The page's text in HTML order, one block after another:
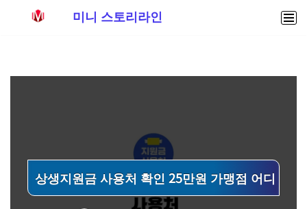
미니 스토리라인
상생지원금 사용처 확인 25만원 가맹점 어디